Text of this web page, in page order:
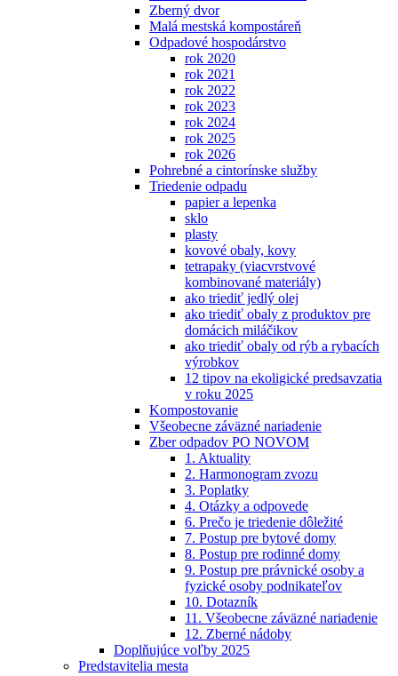
Zberný dvor
Malá mestská kompostáreň
Odpadové hospodárstvo
rok 2020
rok 2021
rok 2022
rok 2023
rok 2024
rok 2025
rok 2026
Pohrebné a cintorínske služby
Triedenie odpadu
papier a lepenka
sklo
plasty
kovové obaly, kovy
tetrapaky (viacvrstvové
kombinované materiály)
ako triediť jedlý olej
ako triediť obaly z produktov pre
domácich miláčikov
ako triediť obaly od rýb a rybacích
výrobkov
12 tipov na ekoligické predsavzatia
v roku 2025
Kompostovanie
Všeobecne záväzné nariadenie
Zber odpadov PO NOVOM
1. Aktuality
2. Harmonogram zvozu
3. Poplatky
4. Otázky a odpovede
6. Prečo je triedenie dôležité
7. Postup pre bytové domy
8. Postup pre rodinné domy
9. Postup pre právnické osoby a
fyzické osoby podnikateľov
10. Dotazník
11. Všeobecne záväzné nariadenie
12. Zberné nádoby
Doplňujúce voľby 2025
Predstavitelia mesta